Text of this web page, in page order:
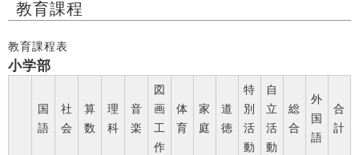
教育課程
教育課程表
小学部
国
語
社
会
算
数
理
科
音
楽
図
画
工
作
体
育
家
庭
道
徳
特
別
活
動
自
立
活
動
総
合
外
国
語
合
計